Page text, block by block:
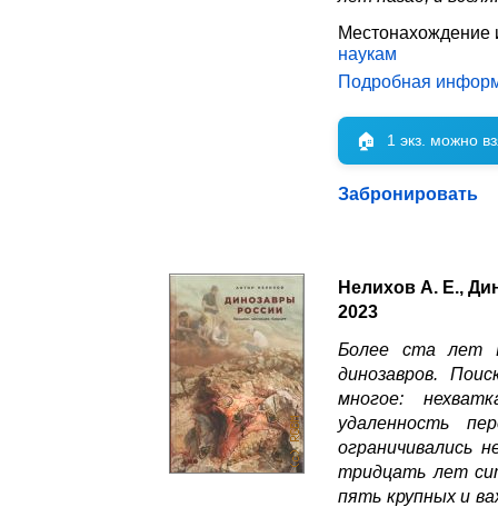
Местонахождение
наукам
Подробная
🏠 1 экз. можно
Забронировать
Нелихов А. Е.,
2023
Более ста лет
динозавров.
многое:
удаленность
ограничивались
тридцать лет
пять крупных и